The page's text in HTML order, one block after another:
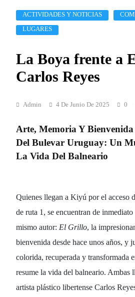
ACTIVIDADES Y NOTICIAS
LUGARES
La Boya frente a
Carlos Reyes
Admin 4 De Junio De 2025 0
Arte, Memoria Y
Del Bulevar Uruguay: Un
La Vida Del Balneario
Quienes llegan a Kiyú por el acceso
de ruta 1, se encuentran de
mismo autor: El Grillo, la
bienvenida desde hace unos años, y
colorida, recuperada y transformada
resume la vida del balneario. Ambas
artista plástico libertense Carlos